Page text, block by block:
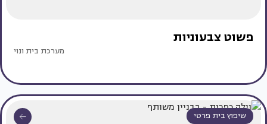
פשוט צבעוניות
מערכת בית ונוי
שיפוץ בית פרטי